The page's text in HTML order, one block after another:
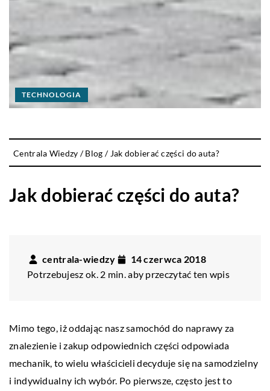
TECHNOLOGIA
Centrala Wiedzy /Blog / Jak dobierać części do auta?
Jak dobierać części do auta?
centrala-wiedzy
14 czerwca 2018
Potrzebujesz ok. 2 min. aby przeczytać ten wpis
Mimo tego, iż oddając nasz samochód do naprawy za
znalezienie i zakup odpowiednich części odpowiada
mechanik, to wielu właścicieli decyduje się na samodzielny
i indywidualny ich wybór. Po pierwsze, często jest to